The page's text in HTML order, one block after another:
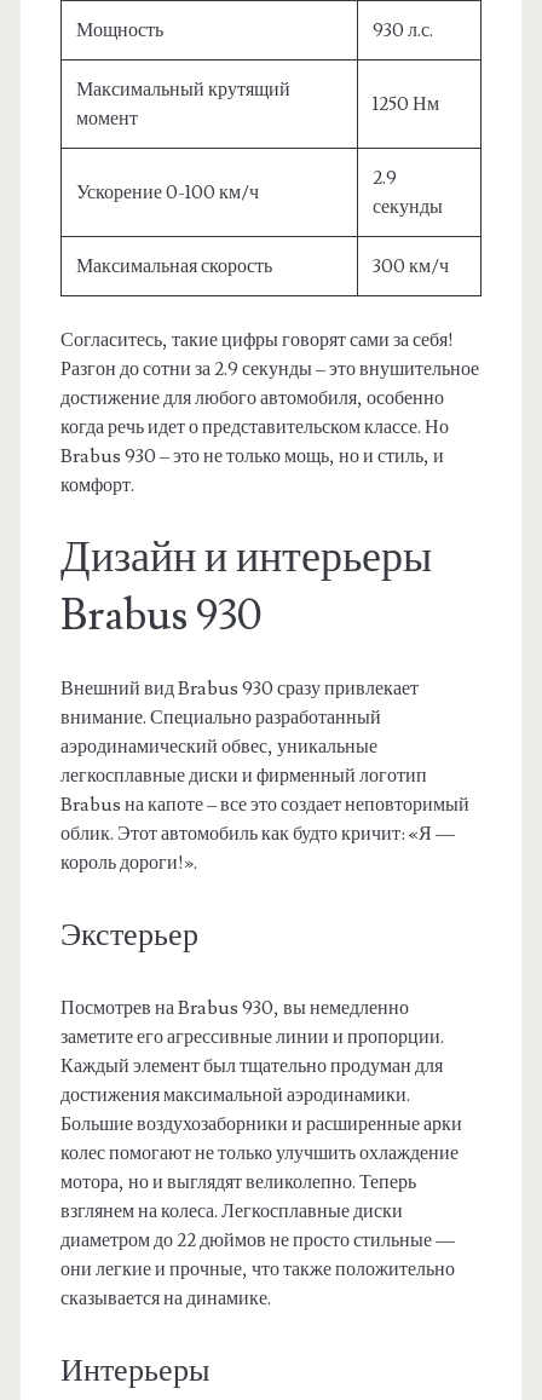
Мощность 930 л.с.
Максимальный крутящий
момент
1250 Нм
Ускорение 0-100 км/ч
2.9
секунды
Максимальная скорость 300 км/ч
Согласитесь, такие цифры говорят сами за себя!
Разгон до сотни за 2.9 секунды – это внушительное
достижение для любого автомобиля, особенно
когда речь идет о представительском классе. Но
Brabus 930 – это не только мощь, но и стиль, и
комфорт.
Дизайн и интерьеры
Brabus 930
Внешний вид Brabus 930 сразу привлекает
внимание. Специально разработанный
аэродинамический обвес, уникальные
легкосплавные диски и фирменный логотип
Brabus на капоте – все это создает неповторимый
облик. Этот автомобиль как будто кричит: «Я —
король дороги!».
Экстерьер
Посмотрев на Brabus 930, вы немедленно
заметите его агрессивные линии и пропорции.
Каждый элемент был тщательно продуман для
достижения максимальной аэродинамики.
Большие воздухозаборники и расширенные арки
колес помогают не только улучшить охлаждение
мотора, но и выглядят великолепно. Теперь
взглянем на колеса. Легкосплавные диски
диаметром до 22 дюймов не просто стильные —
они легкие и прочные, что также положительно
сказывается на динамике.
Интерьеры